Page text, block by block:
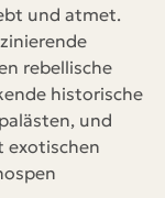
und atmet.
rebellische
historische
und
exotischen